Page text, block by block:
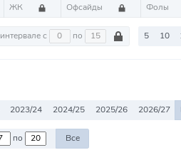
ЖК Офсайды Фолы
На интервале с по 5 10
2023/24 2024/25 2025/26 2026/27
по Все